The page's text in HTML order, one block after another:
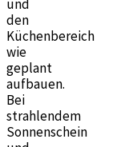
und
den
Küchenbereich
wie
geplant
aufbauen.
Bei
strahlendem
Sonnenschein